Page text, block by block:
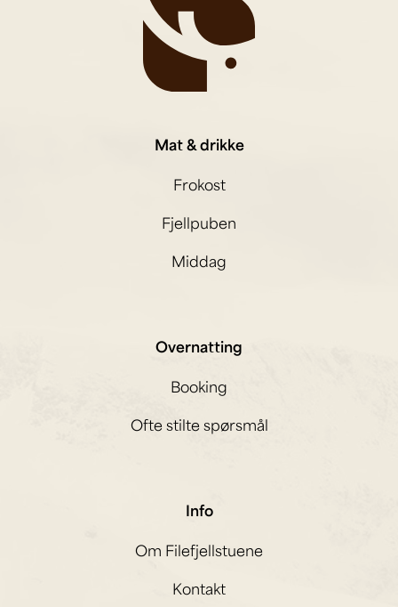
Mat & drikke
Frokost
Fjellpuben
Middag
Overnatting
Booking
Ofte stilte spørsmål
Info
Om Filefjellstuene
Kontakt